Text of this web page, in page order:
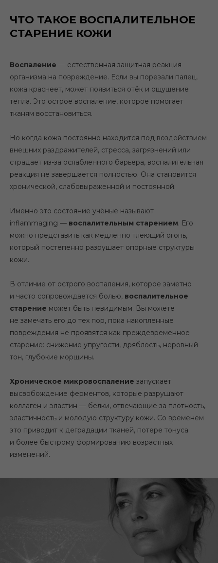
ЧТО ТАКОЕ ВОСПАЛИТЕЛЬНОЕ
СТАРЕНИЕ КОЖИ
Воспаление — естественная защитная реакция
организма на повреждение. Если вы порезали палец,
кожа краснеет, может появиться отёк и ощущение
тепла. Это острое воспаление, которое помогает
тканям восстановиться.
Но когда кожа постоянно находится под воздействием
внешних раздражителей, стресса, загрязнений или
страдает из-за ослабленного барьера, воспалительная
реакция не завершается полностью. Она становится
хронической, слабовыраженной и постоянной.
Именно это состояние учёные называют
inflammaging — воспалительным старением. Его
можно представить как медленно тлеющий огонь,
который постепенно разрушает опорные структуры
кожи.
В отличие от острого воспаления, которое заметно
и часто сопровождается болью, воспалительное
старение может быть невидимым. Вы можете
не замечать его до тех пор, пока накопленные
повреждения не проявятся как преждевременное
старение: снижение упругости, дряблость, неровный
тон, глубокие морщины.
Хроническое микровоспаление запускает
высвобождение ферментов, которые разрушают
коллаген и эластин — белки, отвечающие за плотность,
эластичность и молодую структуру кожи. Со временем
это приводит к деградации тканей, потере тонуса
и более быстрому формированию возрастных
изменений.